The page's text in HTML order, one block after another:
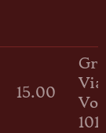
15.00
101.